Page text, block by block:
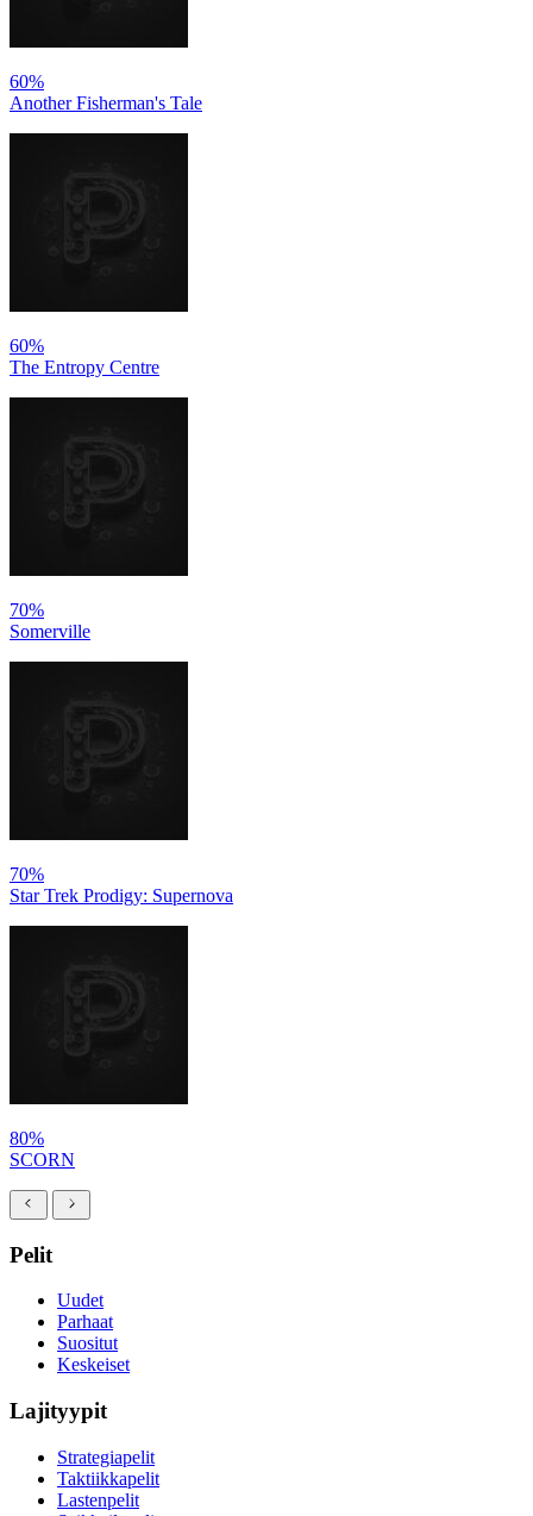
60%
Another Fisherman's Tale
60%
The Entropy Centre
70%
Somerville
70%
Star Trek Prodigy: Supernova
80%
SCORN
Pelit
Uudet
Parhaat
Suositut
Keskeiset
Lajityypit
Strategiapelit
Taktiikkapelit
Lastenpelit